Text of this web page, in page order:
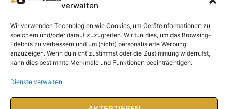
verwalten
Wir verwenden Technologien wie Cookies, um Geräteinformationen zu
speichern und/oder darauf zuzugreifen. Wir tun dies, um das Browsing-
Erlebnis zu verbessern und um (nicht) personalisierte Werbung
anzuzeigen. Wenn du nicht zustimmst oder die Zustimmung widerrufst,
kann dies bestimmte Merkmale und Funktionen beeinträchtigen.
Dienste verwalten
Unser Magazin
Spenden
Ausgaben
Abonnieren
Rubriken
Deutschland
Ausland
Feuilleton
Rechtliches
Rechtliche Hinweise
Impressum
Datenschutzerklärung